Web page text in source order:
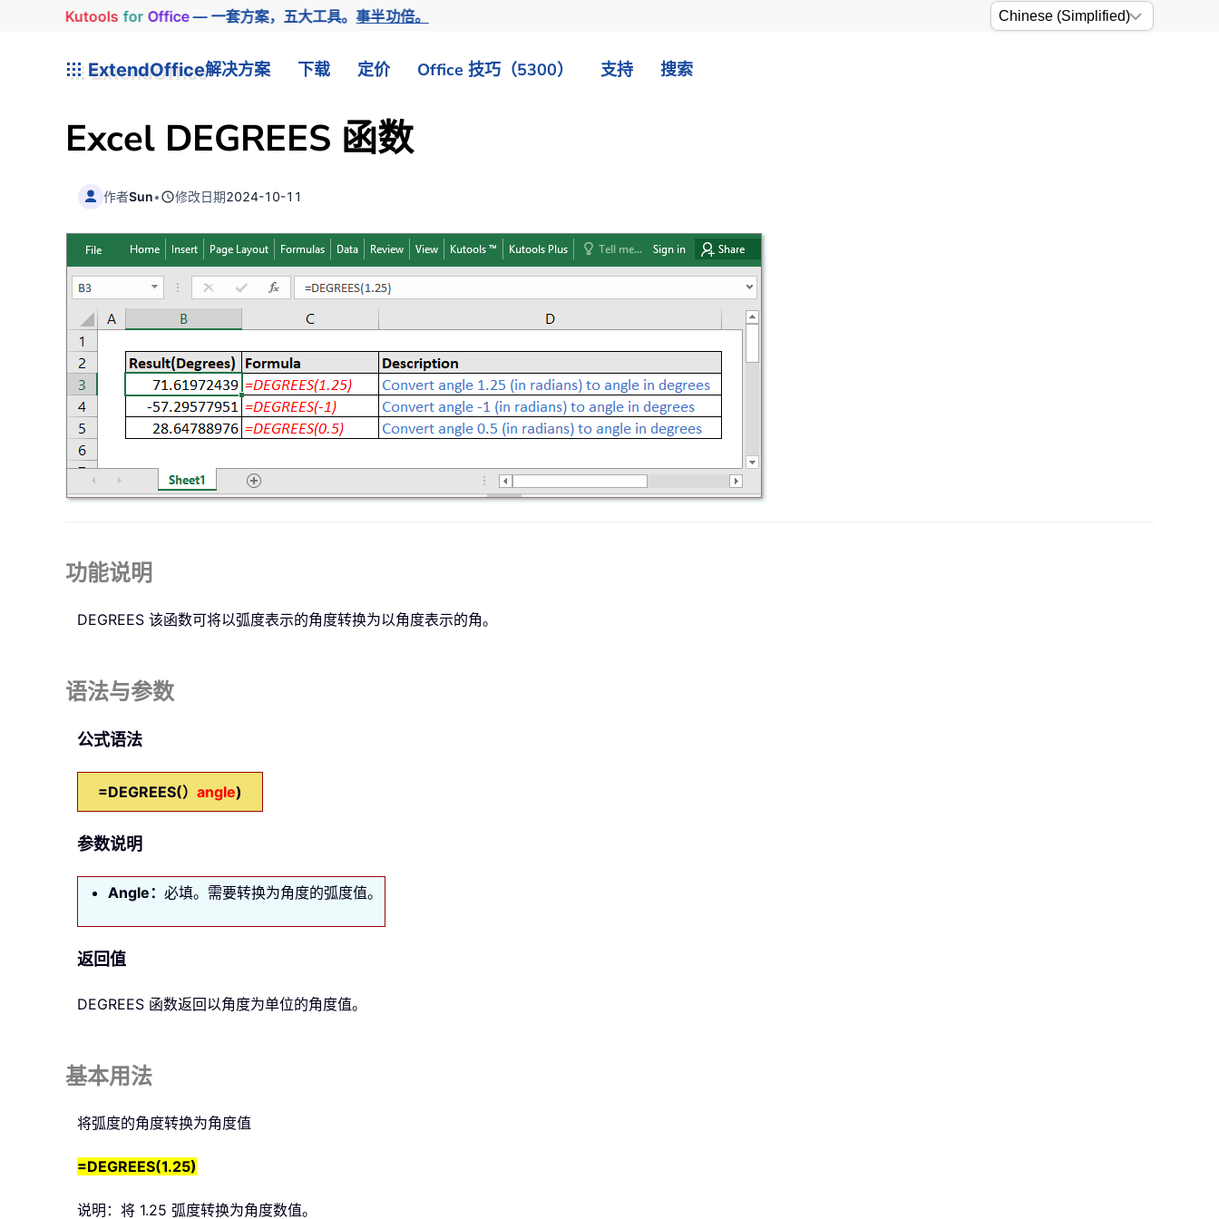
Kutools for Office— 一套方案，五大工具。事半功倍。
ExtendOffice解决方案 下载 定价 Office 技巧（5300） 支持 搜索
Excel DEGREES 函数
作者Sun• 修改日期2024-10-11
功能说明
DEGREES 该函数可将以弧度表示的角度转换为以角度表示的角。
语法与参数
公式语法
=DEGREES(） angle)
参数说明
Angle： 必填。需要转换为角度的弧度值。
返回值
DEGREES 函数返回以角度为单位的角度值。
基本用法
将弧度的角度转换为角度值
=DEGREES(1.25)
说明：将 1.25 弧度转换为角度数值。